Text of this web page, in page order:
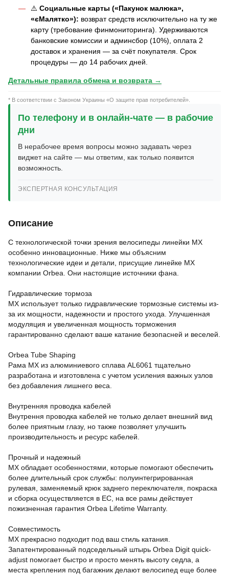
⚠️ Социальные карты («Пакунок малюка»,
«єМалятко»): возврат средств исключительно на ту же
карту (требование финмониторинга). Удерживаются
банковские комиссии и админсбор (10%), оплата 2
доставок и хранения — за счёт покупателя. Срок
процедуры — до 14 рабочих дней.
Детальные правила обмена и возврата →
* В соответствии с Законом Украины «О защите прав потребителей».
По телефону и в онлайн-чате — в рабочие
дни
В нерабочее время вопросы можно задавать через
виджет на сайте — мы ответим, как только появится
возможность.
ЭКСПЕРТНАЯ КОНСУЛЬТАЦИЯ
Описание
С технологической точки зрения велосипеды линейки MX
особенно инновационные. Ниже мы объясним
технологические идеи и детали, присущие линейке MX
компании Orbea. Они настоящие источники фана.
Гидравлические тормоза
MX использует только гидравлические тормозные системы из-
за их мощности, надежности и простого ухода. Улучшенная
модуляция и увеличенная мощность торможения
гарантированно сделают ваше катание безопасней и веселей.
Orbea Tube Shaping
Рама MX из алюминиевого сплава AL6061 тщательно
разработана и изготовлена с учетом усиления важных узлов
без добавления лишнего веса.
Внутренняя проводка кабелей
Внутрення проводка кабелей не только делает внешний вид
более приятным глазу, но также позволяет улучшить
производительность и ресурс кабелей.
Прочный и надежный
MX обладает особенностями, которые помогают обеспечить
более длительный срок службы: полуинтегрированная
рулевая, заменяемый крюк заднего переключателя, покраска
и сборка осуществляется в ЕС, на все рамы действует
пожизненная гарантия Orbea Lifetime Warranty.
Совместимость
MX прекрасно подходит под ваш стиль катания.
Запатентированный подседельный штырь Orbea Digit quick-
adjust помогает быстро и просто менять высоту седла, а
места крепления под багажник делают велосипед еще более